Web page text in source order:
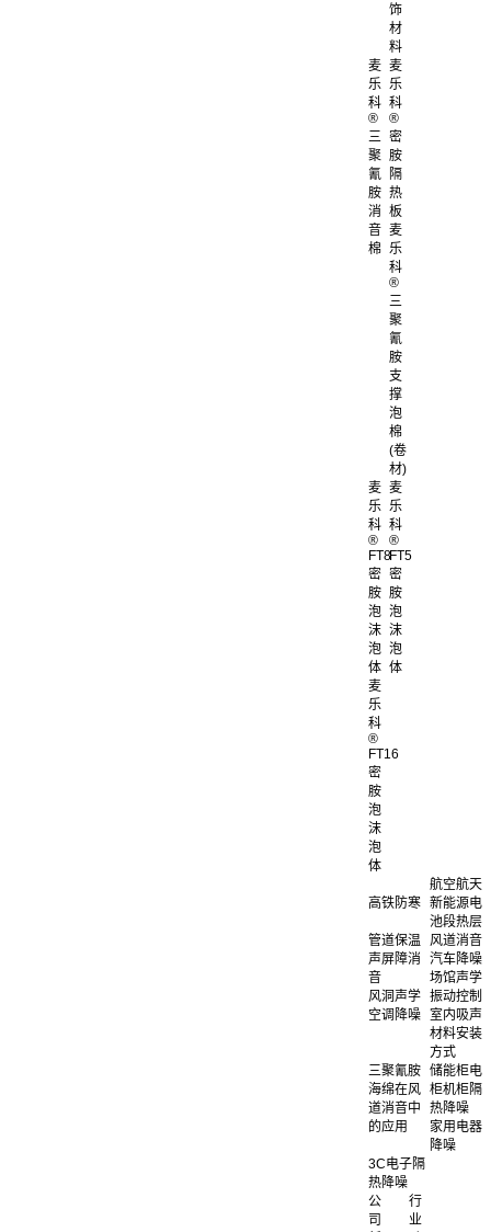
饰
材
料
麦
乐
科
®
三
聚
氰
胺
消
音
棉
麦
乐
科
®
密
胺
隔
热
板
麦
乐
科
®
三
聚
氰
胺
支
撑
泡
棉
(卷
材)
麦
乐
科
®
FT8
密
胺
泡
沫
泡
体
麦
乐
科
®
FT5
密
胺
泡
沫
泡
体
麦
乐
科
®
FT16
密
胺
泡
沫
泡
体
航空航天
高铁防寒 新能源电
池段热层
管道保温
风道消音
声屏障消
音
汽车降噪
场馆声学
风洞声学 振动控制
空调降噪 室内吸声
材料安装
方式
三聚氰胺
海绵在风
道消音中
的应用
储能柜电
柜机柜隔
热降噪
家用电器
降噪
3C电子隔
热降噪
公
司
行
业